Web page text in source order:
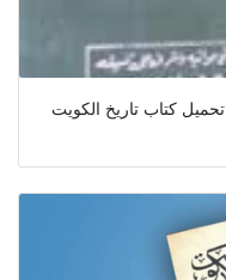
تحميل كتاب تاريخ الكويت Pdf لـ عبد العزيز الرشيد مكتبة طريق